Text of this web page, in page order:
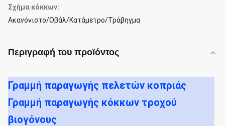
Σχήμα κόκκων:
Ακανόνιστο/Οβάλ/Κατάμετρο/Τράβηγμα
Περιγραφή του προϊόντος
Γραμμή παραγωγής πελετών κοπριάς
Γραμμή παραγωγής κόκκων τροχού
βιογόνους